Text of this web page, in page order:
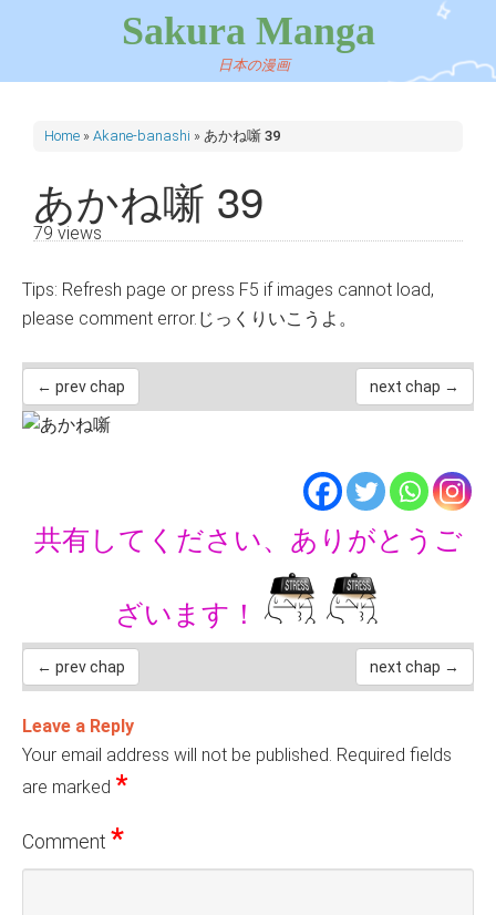
Sakura Manga
日本の漫画
Home » Akane-banashi » あかね噺 39
あかね噺 39
79 views
Tips: Refresh page or press F5 if images cannot load,
please comment error.じっくりいこうよ。
← prev chap next chap →
共有してください、ありがとうご
ざいます！
← prev chap next chap →
Leave a Reply
Your email address will not be published. Required fields
are marked *
Comment *